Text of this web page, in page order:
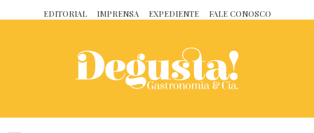
EDITORIAL IMPRENSA EXPEDIENTE FALE CONOSCO